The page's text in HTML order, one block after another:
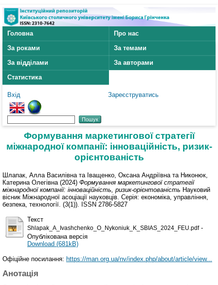
Головна
Про нас
За роками
За темами
За відділами
За авторами
Статистика
Вхід Зареєструватись
Формування маркетингової стратегії
міжнародної компанії: інноваційність, ризик-
орієнтованість
Шлапак, Алла Василівна та Іващенко, Оксана Андріївна та Никонюк,
Катерина Олегівна (2024) Формування маркетингової стратегії
міжнародної компанії: інноваційність, ризик-орієнтованість Науковий
вісник Міжнародної асоціації науковців. Серія: економіка, управління,
безпека, технології. (3(1)). ISSN 2786-5827
Текст
Shlapak_A_Ivashchenko_O_Nykoniuk_K_SBIAS_2024_FEU.pdf-
Опублікована версія
Download (681kB)
Офіційне посилання: https://man.org.ua/nv/index.php/about/article/view...
Анотація